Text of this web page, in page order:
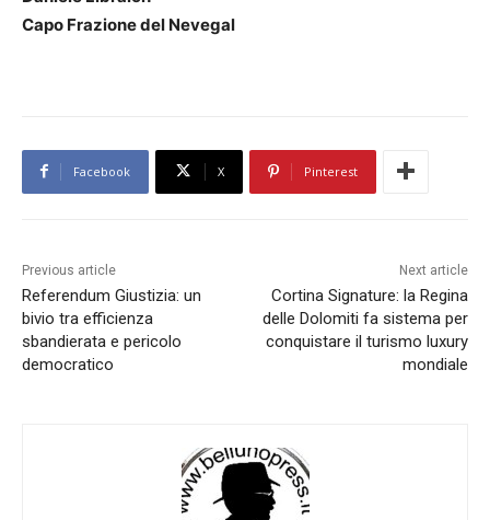
Capo Frazione del Nevegal
Facebook X Pinterest
Previous article
Referendum Giustizia: un
bivio tra efficienza
sbandierata e pericolo
democratico
Next article
Cortina Signature: la Regina
delle Dolomiti fa sistema per
conquistare il turismo luxury
mondiale